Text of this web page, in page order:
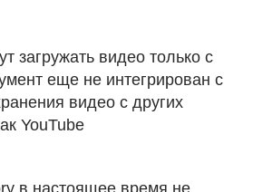
загружать видео только с
еще не интегрирован с
видео с других
YouTube